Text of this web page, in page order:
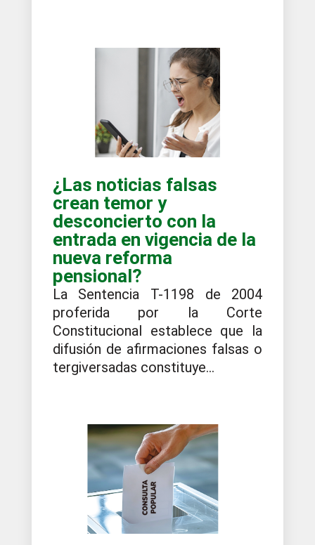
¿Las noticias falsas
crean temor y
desconcierto con la
entrada en vigencia de la
nueva reforma
pensional?
La Sentencia T-1198 de 2004
proferida por la Corte
Constitucional establece que la
difusión de afirmaciones falsas o
tergiversadas constituye...